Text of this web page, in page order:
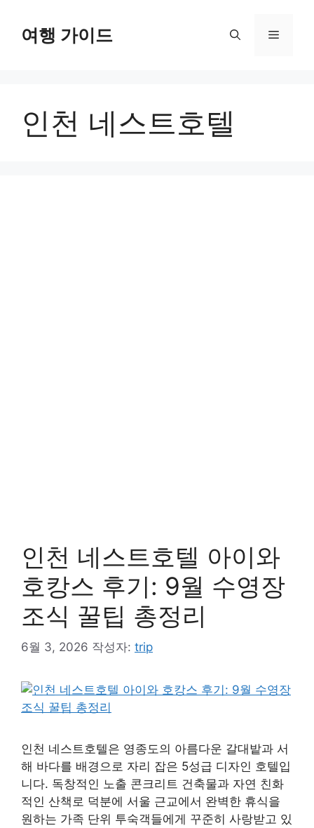
여행 가이드 메
인천 네스트호텔
인천 네스트호텔 아이와
호캉스 후기: 9월 수영장
조식 꿀팁 총정리
6월 3, 2026 작성자: trip
인천 네스트호텔은 영종도의 아름다운 갈대밭과 서
해 바다를 배경으로 자리 잡은 5성급 디자인 호텔입
니다. 독창적인 노출 콘크리트 건축물과 자연 친화
적인 산책로 덕분에 서울 근교에서 완벽한 휴식을
원하는 가족 단위 투숙객들에게 꾸준히 사랑받고 있